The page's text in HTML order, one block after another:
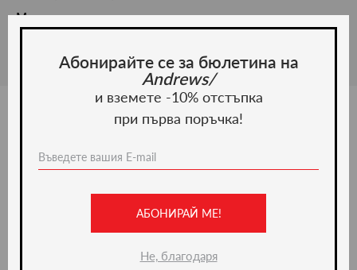
Материал:
Ние препоръчваме
Абонирайте се за бюлетина на
Andrews/
и вземете -10% отстъпка
при първа поръчка!
АБОНИРАЙ МЕ!
Не, благодаря